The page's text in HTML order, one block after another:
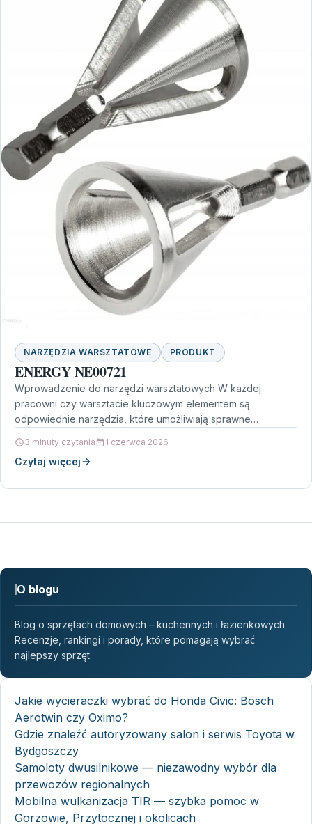
NARZĘDZIA WARSZTATOWE PRODUKT
ENERGY NE00721
Wprowadzenie do narzędzi warsztatowych W każdej
pracowni czy warsztacie kluczowym elementem są
odpowiednie narzędzia, które umożliwiają sprawne
przyrządów,…
3 minuty czytania 1 czerwca 2026
Czytaj więcej
O blogu
Blog o sprzętach domowych – kuchennych i łazienkowych.
Recenzje, rankingi i porady, które pomagają wybrać
najlepszy sprzęt.
Jakie wycieraczki wybrać do Honda Civic: Bosch
Aerotwin czy Oximo?
Gdzie znaleźć autoryzowany salon i serwis Toyota w
Bydgoszczy
Samoloty dwusilnikowe — niezawodny wybór dla
przewozów regionalnych
Mobilna wulkanizacja TIR — szybka pomoc w
Gorzowie, Przytocznej i okolicach